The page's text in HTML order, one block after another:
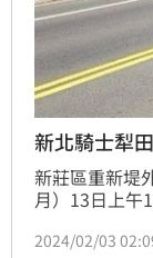
新北騎士犁
新莊區重新堤
月）13日上午
帽，造成林翁
2024/02/03